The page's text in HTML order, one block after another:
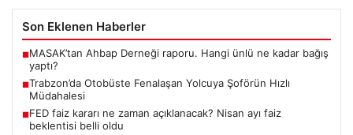
Son Eklenen Haberler
■MASAK’tan Ahbap Derneği raporu. Hangi ünlü ne kadar bağış
yaptı?
■Trabzon’da Otobüste Fenalaşan Yolcuya Şoförün Hızlı
Müdahalesi
■FED faiz kararı ne zaman açıklanacak? Nisan ayı faiz
beklentisi belli oldu